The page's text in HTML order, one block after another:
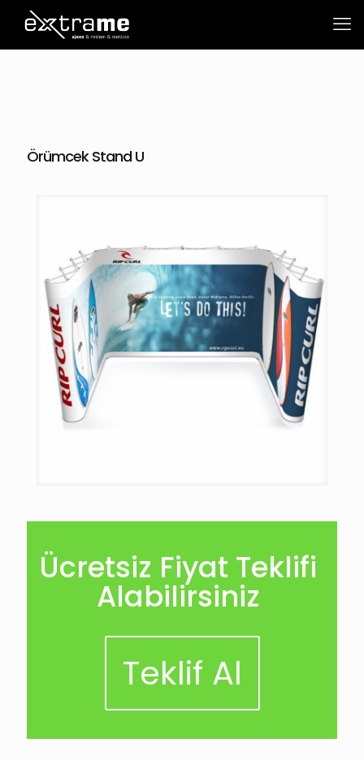
Örümcek Stand U
Ücretsiz Fiyat Teklifi
Alabilirsiniz
Teklif Al